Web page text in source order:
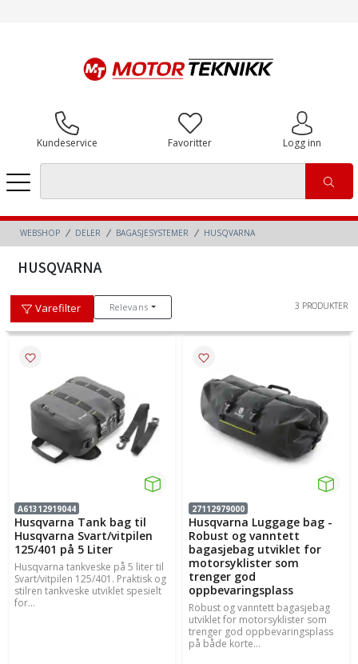
Kundeservice Favoritter Logg inn
WEBSHOP DELER BAGASJESYSTEMER HUSQVARNA
HUSQVARNA
Varefilter Relevans 3 PRODUKTER
A61312919044
Husqvarna Tank bag til
Husqvarna Svart/vitpilen
125/401 på 5 Liter
Husqvarna tankveske på 5 liter til
Svart/vitpilen 125/401. Praktisk og
stilren tankveske utviklet spesielt
for...
27112979000
Husqvarna Luggage bag -
Robust og vanntett
bagasjebag utviklet for
motorsyklister som
trenger god
oppbevaringsplass
Robust og vanntett bagasjebag
utviklet for motorsyklister som
trenger god oppbevaringsplass
på både korte...